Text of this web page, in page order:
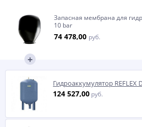
Запасная мембрана для
10 bar
74 478,00 руб.
Гидроаккумулятор REFLEX
124 527,00 руб.